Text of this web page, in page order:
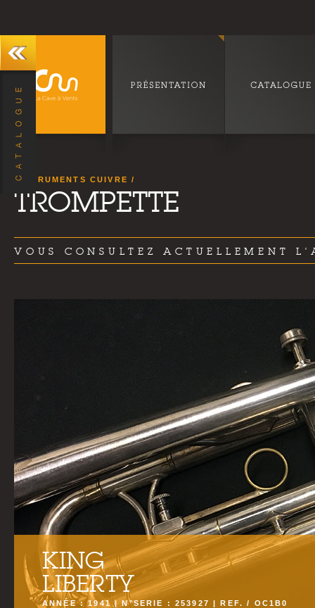
INSTRUMENTS CUIVRE
TROMPETTE
VOUS CONSULTEZ ACTUELLEMENT
KING
LIBERTY
ANNÉE : 1941 | N°SERIE : 253927 | REF. / OC1B0